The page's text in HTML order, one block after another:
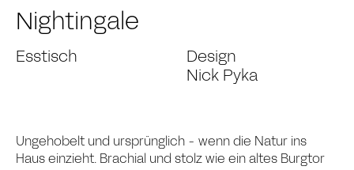
Nightingale
Esstisch
Design
Nick Pyka
Ungehobelt und ursprünglich - wenn die Natur ins
Haus einzieht. Brachial und stolz wie ein altes Burgtor